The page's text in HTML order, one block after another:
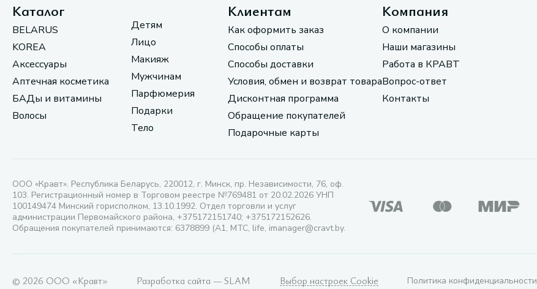
Каталог
BELARUS
KOREA
Аксессуары
Аптечная косметика
БАДы и витамины
Волосы
Детям
Лицо
Макияж
Мужчинам
Парфюмерия
Подарки
Тело
Клиентам
Как оформить заказ
Способы оплаты
Способы доставки
Условия, обмен и возврат товара
Дисконтная программа
Обращение покупателей
Подарочные карты
Компания
О компании
Наши магазины
Работа в КРАВТ
Вопрос-ответ
Контакты
ООО «Кравт». Республика Беларусь, 220012, г. Минск, пр. Независимости, 76, оф.
103. Регистрационный номер в Торговом реестре №769481 от 20.02.2026 УНП
100149474 Минский горисполком, 13.10.1992. Отдел торговли и услуг
администрации Первомайского района, +375172151740; +375172152626.
Обращения покупателей принимаются: 6378899 (А1, МТС, life, imanager@cravt.by.
© 2026 ООО «Кравт» Разработка сайта — SLAM Выбор настроек Cookie Политика конфиденциальности